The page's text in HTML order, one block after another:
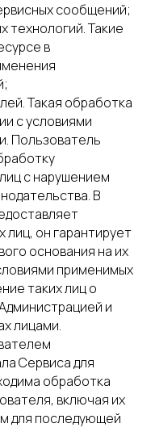
сообщений;
технологий. Такие
в
Такая обработка
с условиями
Пользователь
с нарушением
В
лиц, он гарантирует
основания на их
применимых
таких лиц о
и
лицами.
Сервиса для
обработка
включая их
для последующей